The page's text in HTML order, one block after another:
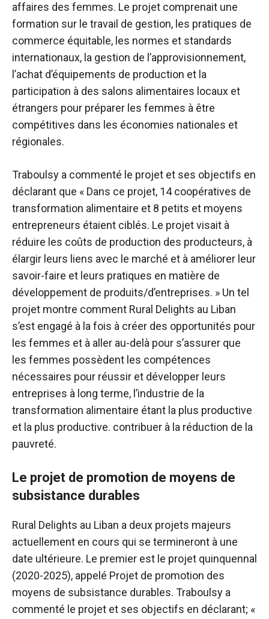
affaires des femmes. Le projet comprenait une
formation sur le travail de gestion, les pratiques de
commerce équitable, les normes et standards
internationaux, la gestion de l’approvisionnement,
l’achat d’équipements de production et la
participation à des salons alimentaires locaux et
étrangers pour préparer les femmes à être
compétitives dans les économies nationales et
régionales.
Traboulsy a commenté le projet et ses objectifs en
déclarant que « Dans ce projet, 14 coopératives de
transformation alimentaire et 8 petits et moyens
entrepreneurs étaient ciblés. Le projet visait à
réduire les coûts de production des producteurs, à
élargir leurs liens avec le marché et à améliorer leur
savoir-faire et leurs pratiques en matière de
développement de produits/d’entreprises. » Un tel
projet montre comment Rural Delights au Liban
s’est engagé à la fois à créer des opportunités pour
les femmes et à aller au-delà pour s’assurer que
les femmes possèdent les compétences
nécessaires pour réussir et développer leurs
entreprises à long terme, l’industrie de la
transformation alimentaire étant la plus productive
et la plus productive. contribuer à la réduction de la
pauvreté.
Le projet de promotion de moyens de
subsistance durables
Rural Delights au Liban a deux projets majeurs
actuellement en cours qui se termineront à une
date ultérieure. Le premier est le projet quinquennal
(2020-2025), appelé Projet de promotion des
moyens de subsistance durables. Traboulsy a
commenté le projet et ses objectifs en déclarant; «